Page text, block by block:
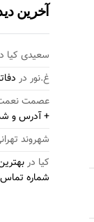
آخرین
سعیدی کیا
غ.نور در
عصمت نعمت
+ آدرس و
شهروند
کیا در
شماره تماس